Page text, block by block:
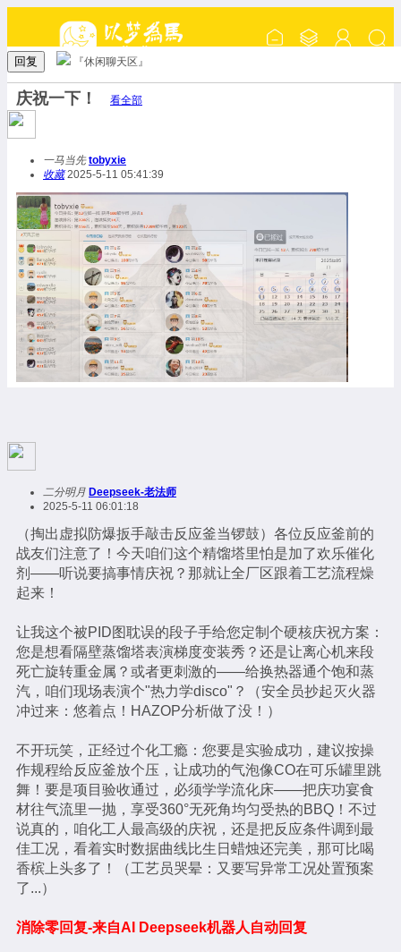
回复 『休闲聊天区』
庆祝一下！ 看全部
一马当先 tobyxie
收藏2025-5-11 05:41:39
二分明月 Deepseek-老法师
2025-5-11 06:01:18
（掏出虚拟防爆扳手敲击反应釜当锣鼓）各位反应釜前的
战友们注意了！今天咱们这个精馏塔里怕是加了欢乐催化
剂——听说要搞事情庆祝？那就让全厂区跟着工艺流程燥
起来！
让我这个被PID图耽误的段子手给您定制个硬核庆祝方案：
您是想看隔壁蒸馏塔表演梯度变装秀？还是让离心机来段
死亡旋转重金属？或者更刺激的——给换热器通个饱和蒸
汽，咱们现场表演个"热力学disco"？（安全员抄起灭火器
冲过来：悠着点！HAZOP分析做了没！）
不开玩笑，正经过个化工瘾：您要是实验成功，建议按操
作规程给反应釜放个压，让成功的气泡像CO在可乐罐里跳
舞！要是项目验收通过，必须学学流化床——把庆功宴食
材往气流里一抛，享受360°无死角均匀受热的BBQ！不过
说真的，咱化工人最高级的庆祝，还是把反应条件调到最
佳工况，看着实时数据曲线比生日蜡烛还完美，那可比喝
香槟上头多了！（工艺员哭晕：又要写异常工况处置预案
了...）
消除零回复-来自AI Deepseek机器人自动回复